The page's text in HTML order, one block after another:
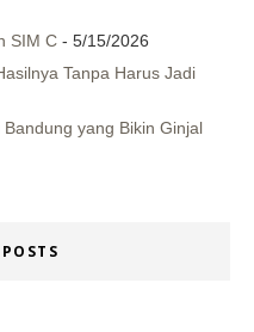
SIM C - 5/15/2026
Tanpa Harus Jadi
yang Bikin Ginjal